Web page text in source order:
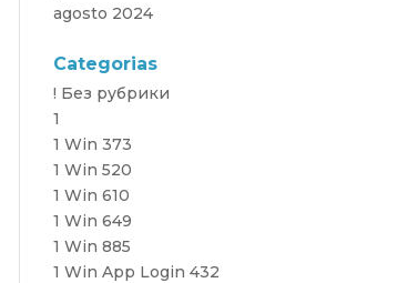
agosto 2024
Categorias
! Без рубрики
1
1 Win 373
1 Win 520
1 Win 610
1 Win 649
1 Win 885
1 Win App Login 432